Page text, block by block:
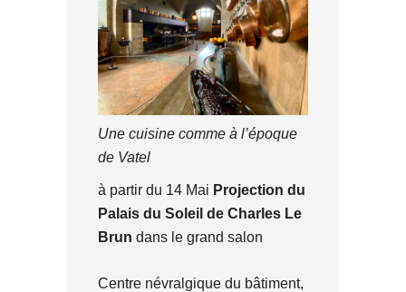
Une cuisine comme à l’époque
de Vatel
à partir du 14 Mai Projection du
Palais du Soleil de Charles Le
Brun dans le grand salon
Centre névralgique du bâtiment,